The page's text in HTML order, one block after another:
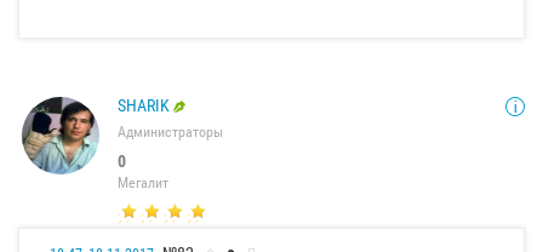
SHARIK
Администраторы
0
Мегалит